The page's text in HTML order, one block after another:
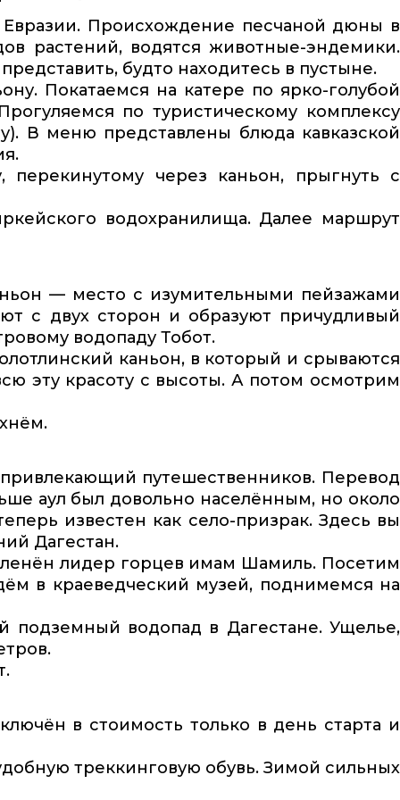
Происхождение песчаной дюны в
растений, водятся животные-эндемики.
будто находитесь в пустыне.
Покатаемся на катере по ярко-голубой
по туристическому комплексу
В меню представлены блюда кавказской
через каньон, прыгнуть с
водохранилища. Далее маршрут
— место с изумительными пейзажами
с двух сторон и образуют причудливый
водопаду Тобот.
каньон, в который и срываются
эту красоту с высоты. А потом осмотрим
путешественников. Перевод
аул был довольно населённым, но около
известен как село-призрак. Здесь вы
Дагестан.
лидер горцев имам Шамиль. Посетим
в краеведческий музей, поднимемся на
подземный водопад в Дагестане. Ущелье,
в стоимость только в день старта и
треккинговую обувь. Зимой сильных